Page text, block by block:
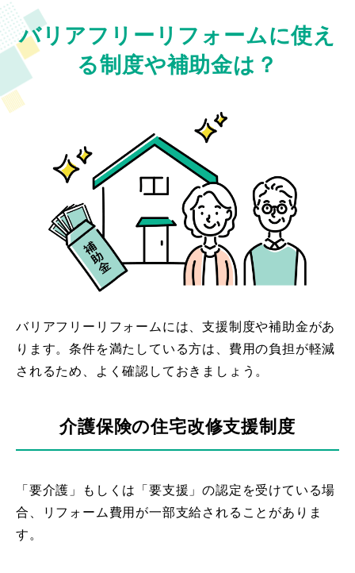
バリアフリーリフォームに使え
る制度や補助金は？
バリアフリーリフォームには、支援制度や補助金があ
ります。条件を満たしている方は、費用の負担が軽減
されるため、よく確認しておきましょう。
介護保険の住宅改修支援制度
「要介護」もしくは「要支援」の認定を受けている場
合、リフォーム費用が一部支給されることがありま
す。